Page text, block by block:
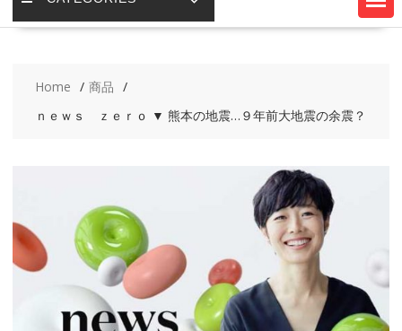
Home
商品
ｎｅｗｓ ｚｅｒｏ ▼ 熊本の地震…９年前大地震の余震？